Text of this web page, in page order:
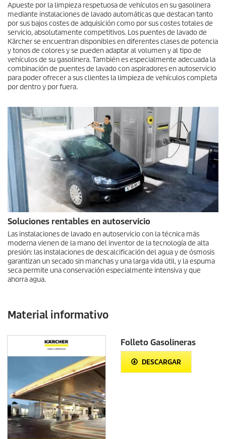
Apueste por la limpieza respetuosa de vehículos en su gasolinera
mediante instalaciones de lavado automáticas que destacan tanto
por sus bajos costes de adquisición como por sus costes totales de
servicio, absolutamente competitivos. Los puentes de lavado de
Kärcher se encuentran disponibles en diferentes clases de potencia
y tonos de colores y se pueden adaptar al volumen y al tipo de
vehículos de su gasolinera. También es especialmente adecuada la
combinación de puentes de lavado con aspiradores en autoservicio
para poder ofrecer a sus clientes la limpieza de vehículos completa
por dentro y por fuera.
Soluciones rentables en autoservicio
Las instalaciones de lavado en autoservicio con la técnica más
moderna vienen de la mano del inventor de la tecnología de alta
presión: las instalaciones de descalcificación del agua y de ósmosis
garantizan un secado sin manchas y una larga vida útil, y la espuma
seca permite una conservación especialmente intensiva y que
ahorra agua.
Material informativo
Folleto Gasolineras
DESCARGAR